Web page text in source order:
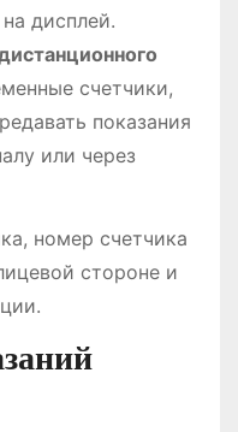
дисплей.
счетчики,
показания
или через
номер счетчика
стороне и